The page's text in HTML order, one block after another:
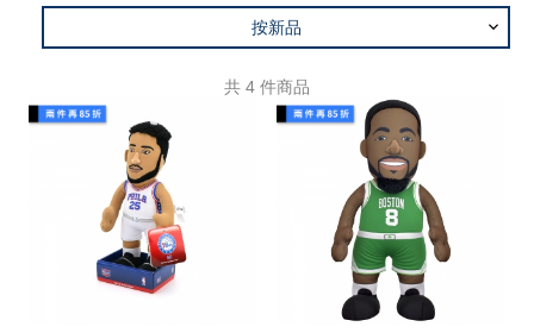
按新品
共 4 件商品